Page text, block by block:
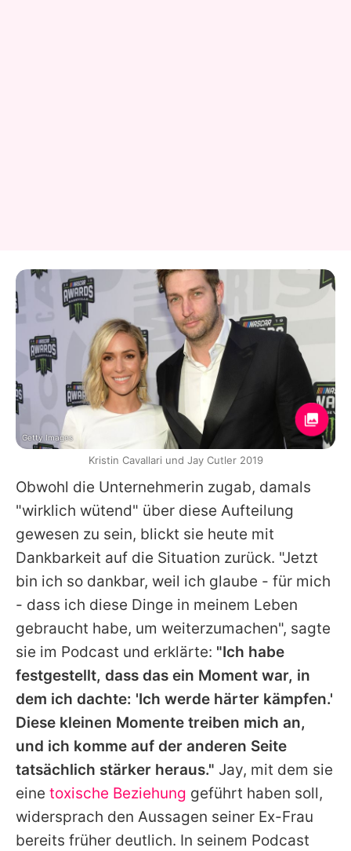
Obwohl die Unternehmerin zugab, damals
"wirklich wütend" über diese Aufteilung
gewesen zu sein, blickt sie heute mit
Dankbarkeit auf die Situation zurück. "Jetzt
bin ich so dankbar, weil ich glaube - für mich
- dass ich diese Dinge in meinem Leben
gebraucht habe, um weiterzumachen", sagte
sie im Podcast und erklärte: "Ich habe
festgestellt, dass das ein Moment war, in
dem ich dachte: 'Ich werde härter kämpfen.'
Diese kleinen Momente treiben mich an,
und ich komme auf der anderen Seite
tatsächlich stärker heraus." Jay, mit dem sie
eine toxische Beziehung geführt haben soll,
widersprach den Aussagen seiner Ex-Frau
bereits früher deutlich. In seinem Podcast
Getty Images
Kristin Cavallari und Jay Cutler 2019